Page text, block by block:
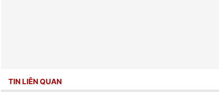
TIN LIÊN QUAN